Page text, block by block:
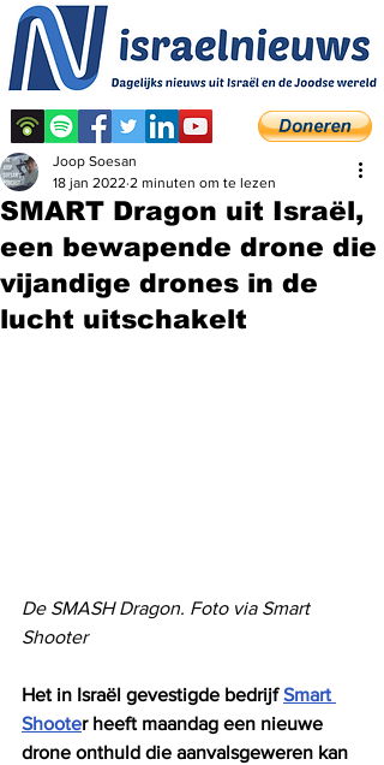
SMART Dragon uit Israël,
een bewapende drone die
vijandige drones in de
lucht uitschakelt
Joop Soesan
18 jan 2022 2 minuten om te lezen
De SMASH Dragon. Foto via Smart
Shooter
Het in Israël gevestigde bedrijf Smart
Shooter heeft maandag een nieuwe
drone onthuld die aanvalsgeweren kan